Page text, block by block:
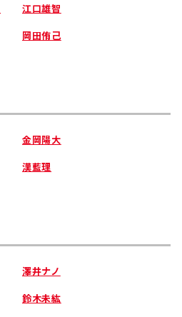
江口雄智
岡田侑己
金岡陽大
漢藍理
澤井ナノ
鈴木未紘